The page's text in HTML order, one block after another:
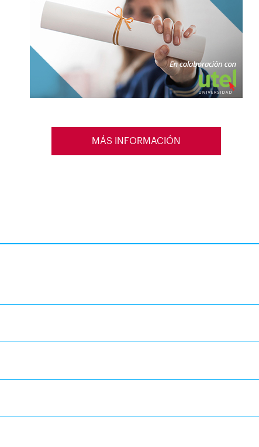
MÁS INFORMACIÓN